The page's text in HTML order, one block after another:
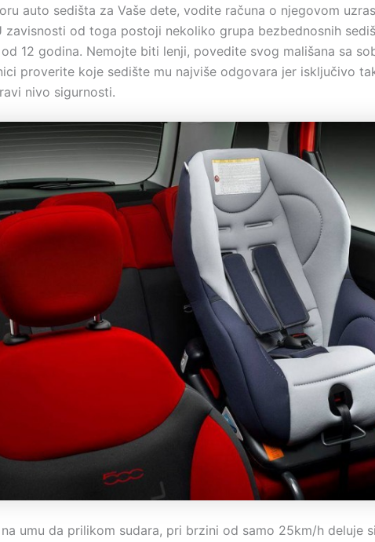
auto sedišta za Vaše dete, vodite računa o njegovom
zavisnosti od toga postoji nekoliko grupa bezbednosnih
12 godina. Nemojte biti lenji, povedite svog mališana sa
proverite koje sedište mu najviše odgovara jer isključivo
nivo sigurnosti.
umu da prilikom sudara, pri brzini od samo 25km/h deluje